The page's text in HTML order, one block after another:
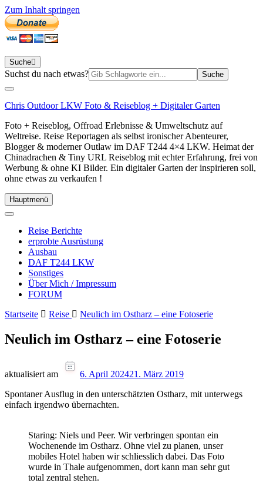
Zum Inhalt springen
Suche
Suchen
Suchst du nach etwas?
Chris Outdoor LKW Foto & Reiseblog + Digitaler Garten
Foto + Reiseblog, Offroad Erlebnisse & Umweltschutz auf
Weltreise. Reise Reportagen als selbst ironischer Abenteurer,
Blogger & moderner Outlaw im DAF T244 4×4 LKW. Heimat der
Chinadrachen & Tiny URL Reiseblog mit echter Erfahrung, frei von
Werbung & ohne KI Bilder. Ein digitaler Garten der inspirieren soll,
ohne etwas zu verkaufen !
Hauptmenü
Reise Berichte
erprobte Ausrüstung
Ausbau
DAF T244 LKW
Sonstiges
Über Mich / Impressum
FORUM
Startseite
Reise Neulich im Ostharz – eine Fotoserie
Neulich im Ostharz – eine Fotoserie
aktualisiert am 6. April 202421. März 2019
Spontaner Ausflug in den unterschätzten Ostharz, mit unterwegs
einfach irgendwo übernachten.
Staring: Niels und Peer. Wir verbringen spontan ein
Wochenende im Ostharz. Ohne viel zu planen, unser
mobiles Hotel haben wir schliesslich dabei. Das Foto
wurde in Thale aufgenommen, dort kann man sehr gut
total zentral stehen.